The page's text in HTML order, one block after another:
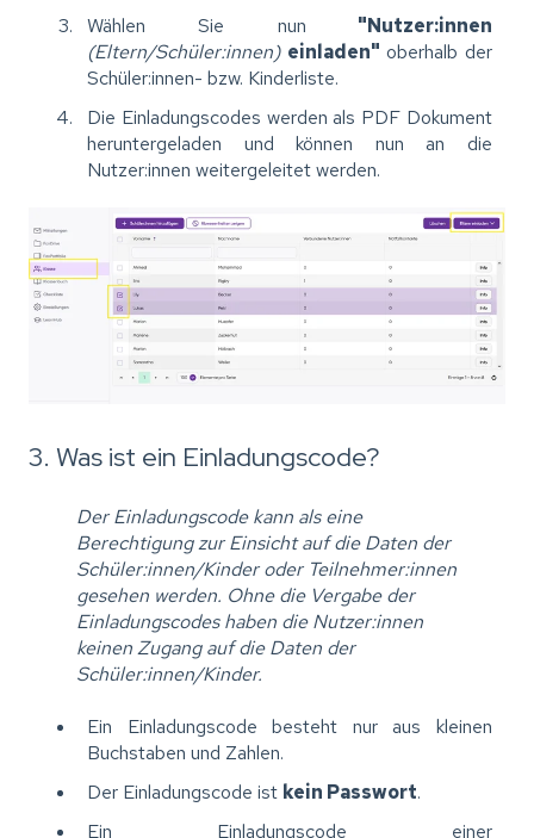
Wählen Sie nun "Nutzer:innen
(Eltern/Schüler:innen) einladen" oberhalb der
Schüler:innen- bzw. Kinderliste.
Die Einladungscodes werden als PDF Dokument
heruntergeladen und können nun an die
Nutzer:innen weitergeleitet werden.
3. Was ist ein Einladungscode?
Der Einladungscode kann als eine
Berechtigung zur Einsicht auf die Daten der
Schüler:innen/Kinder oder Teilnehmer:innen
gesehen werden. Ohne die Vergabe der
Einladungscodes haben die Nutzer:innen
keinen Zugang auf die Daten der
Schüler:innen/Kinder.
Ein Einladungscode besteht nur aus kleinen
Buchstaben und Zahlen.
Der Einladungscode ist kein Passwort.
Ein Einladungscode einer